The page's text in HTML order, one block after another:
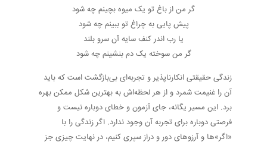
گر من از باغ تو یک میوه بچینم چه شود
پیش پایی به چراغ تو ببینم چه شود
یا رب اندر کنف سایه آن سرو بلند
گر من سوخته یک دم بنشینم چه شود
زندگی حقیقتی انکارناپذیر و تجربه‌ای بی‌بازگشت است که باید
آن را غنیمت شمرد و از هر لحظه‌اش به بهترین شکل ممکن بهره
برد. این مسیر یگانه، جای آزمون و خطای دوباره نیست و
فرصتی دوباره برای تجربه آن وجود ندارد. اگر زندگی را با
«اگر»ها و آرزوهای دور و دراز سپری کنیم، در نهایت چیزی جز